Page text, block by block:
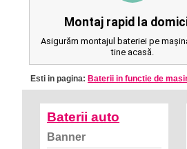
Montaj rapid la
Asigurăm montajul bateriei pe
tine acasă.
Esti in pagina: Baterii in functie de
Baterii auto
Banner